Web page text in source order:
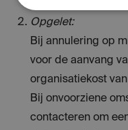
Opgelet:
Bij annulering op
voor de aanvang
organisatiekost
Bij onvoorziene
contacteren om